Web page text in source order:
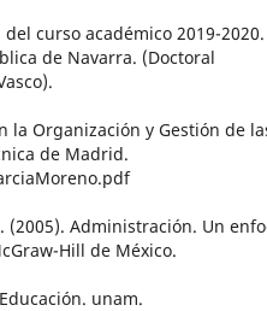
curso académico 2019-2020.
de Navarra. (Doctoral
la Organización y Gestión de
de Madrid.
(2005). Administración. Un
Hill de México.
unam.